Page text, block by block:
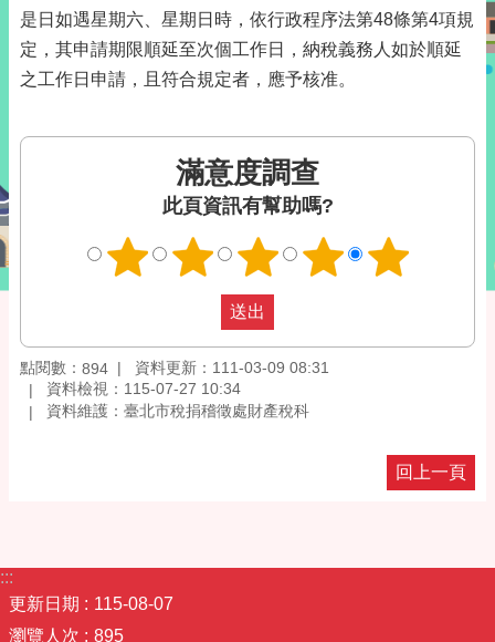
是日如遇星期六、星期日時，依行政程序法第48條第4項規
定，其申請期限順延至次個工作日，納稅義務人如於順延
之工作日申請，且符合規定者，應予核准。
滿意度調查
此頁資訊有幫助嗎?
點閱數： 894
資料更新：111-03-09 08:31
資料檢視：115-07-27 10:34
資料維護：臺北市稅捐稽徵處財產稅科
回上一頁
:::
更新日期
115-08-07
瀏覽人次
895